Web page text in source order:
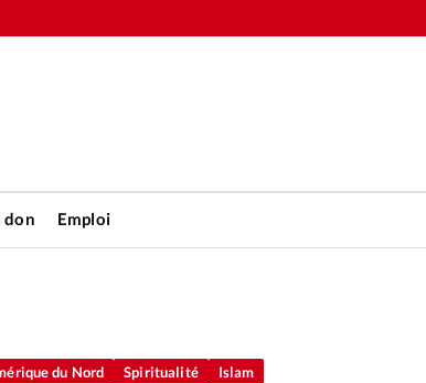
don Emploi
du Nord Spiritualité Islam